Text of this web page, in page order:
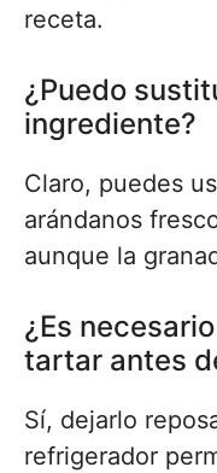
receta.
¿Puedo
ingrediente?
Claro, puedes
arándanos
aunque la
¿Es
tartar antes
Sí, dejarlo
refrigerador